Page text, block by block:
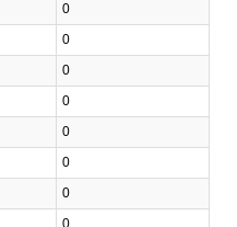
0
0
0
0
0
0
0
0